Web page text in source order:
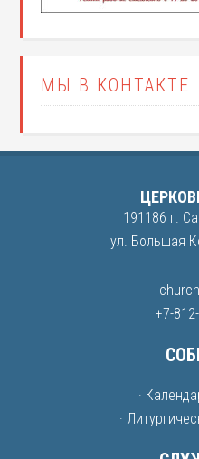
МЫ В КОНТАКТЕ
191186 г.
ул. Большая
+7-
·
·